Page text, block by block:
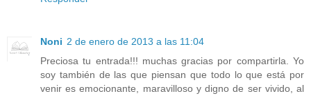
Noni 2 de enero de 2013 a las 11:04
Preciosa tu entrada!!! muchas gracias por compartirla. Yo
soy también de las que piensan que todo lo que está por
venir es emocionante, maravilloso y digno de ser vivido, al